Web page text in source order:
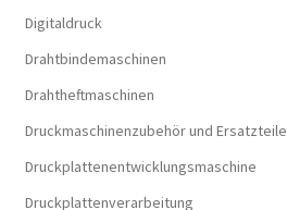
Digitaldruck
Drahtbindemaschinen
Drahtheftmaschinen
Druckmaschinenzubehör und Ersatzteile
Druckplattenentwicklungsmaschine
Druckplattenverarbeitung